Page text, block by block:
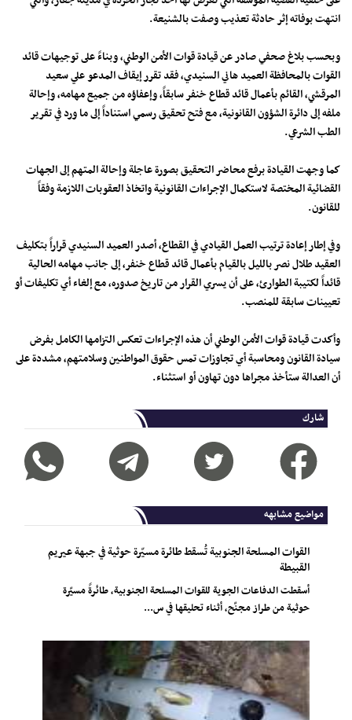
انتهت بوفاته إثر حادثة تعذيب وصفت بالشنيعة.
وبحسب بلاغ صحفي صادر عن قيادة قوات الأمن الوطني، وبناءً على توجيهات قائد
القوات بالمحافظة العميد هاني السنيدي، فقد تقرر إيقاف المدعو علي سعيد
المرقشي، القائم بأعمال قائد قطاع خنفر سابقاً، وإعفاؤه من جميع مهامه، وإحالة
ملفه إلى دائرة الشؤون القانونية، مع فتح تحقيق رسمي استناداً إلى ما ورد في تقرير
الطب الشرعي.
كما وجهت القيادة برفع محاضر التحقيق بصورة عاجلة وإحالة المتهم إلى الجهات
القضائية المختصة لاستكمال الإجراءات القانونية واتخاذ العقوبات اللازمة وفقاً
للقانون.
وفي إطار إعادة ترتيب العمل القيادي في القطاع، أصدر العميد السنيدي قراراً بتكليف
العقيد طلال نصر بالليل بالقيام بأعمال قائد قطاع خنفر، إلى جانب مهامه الحالية
قائداً لكتيبة الطوارئ، على أن يسري القرار من تاريخ صدوره، مع إلغاء أي تكليفات أو
تعيينات سابقة للمنصب.
وأكدت قيادة قوات الأمن الوطني أن هذه الإجراءات تعكس التزامها الكامل بفرض
سيادة القانون ومحاسبة أي تجاوزات تمس حقوق المواطنين وسلامتهم، مشددة على
أن العدالة ستأخذ مجراها دون تهاون أو استثناء.
شارك
مواضيع مشابهه
القوات المسلحة الجنوبية تُسقط طائرة مسيّرة حوثية في جبهة عيريم
القبيطة
أسقطت الدفاعات الجوية للقوات المسلحة الجنوبية، طائرةً مسيّرة
حوثية من طراز مجنّح، أثناء تحليقها في س...